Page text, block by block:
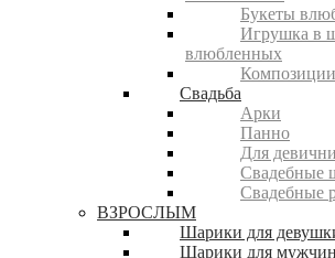
Букеты
Игрушка в
влюбленных
Свадьба
Арки
Панно
Для
Свадебные
Свадебные
ВЗРОСЛЫМ
Шарики для
Шарики для